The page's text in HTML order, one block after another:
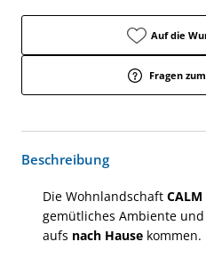
Auf die
Fragen
Beschreibung
Die Wohnlandschaft CALM
gemütliches Ambiente
aufs nach Hause kommen.